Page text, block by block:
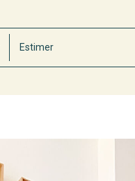
Estimer